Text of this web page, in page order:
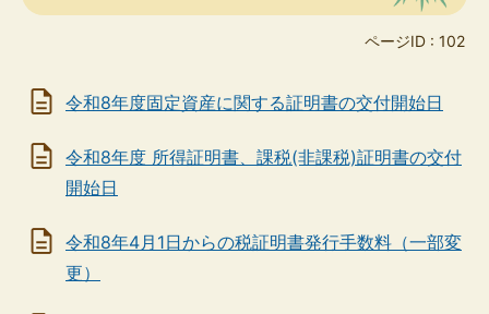
ページID : 102
令和8年度固定資産に関する証明書の交付開始日
令和8年度 所得証明書、課税(非課税)証明書の交付
開始日
令和8年4月1日からの税証明書発行手数料（一部変
更）